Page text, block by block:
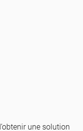
une solution